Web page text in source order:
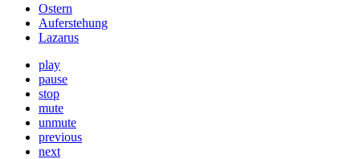
Ostern
Auferstehung
Lazarus
play
pause
stop
mute
unmute
previous
next